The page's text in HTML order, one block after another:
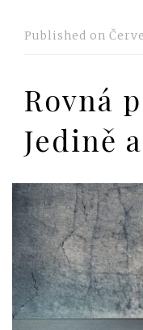
Published on
Rovná
Jedině